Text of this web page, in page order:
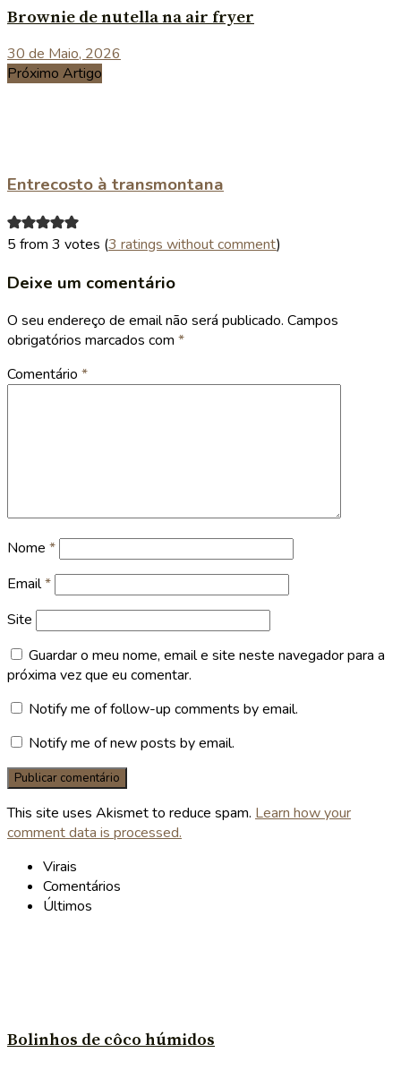
Brownie de nutella na air fryer
30 de Maio, 2026
Próximo Artigo
Entrecosto à transmontana
5 from 3 votes (3 ratings without comment)
Deixe um comentário
O seu endereço de email não será publicado. Campos
obrigatórios marcados com *
Comentário *
Nome *
Email*
Site
Guardar o meu nome, email e site neste navegador para a
próxima vez que eu comentar.
Notify me of follow-up comments by email.
Notify me of new posts by email.
This site uses Akismet to reduce spam. Learn how your
comment data is processed.
Virais
Comentários
Últimos
Bolinhos de côco húmidos